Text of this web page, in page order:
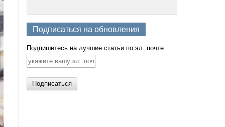
Подписаться на обновления
Подпишитесь на лучшие статьи по эл. почте